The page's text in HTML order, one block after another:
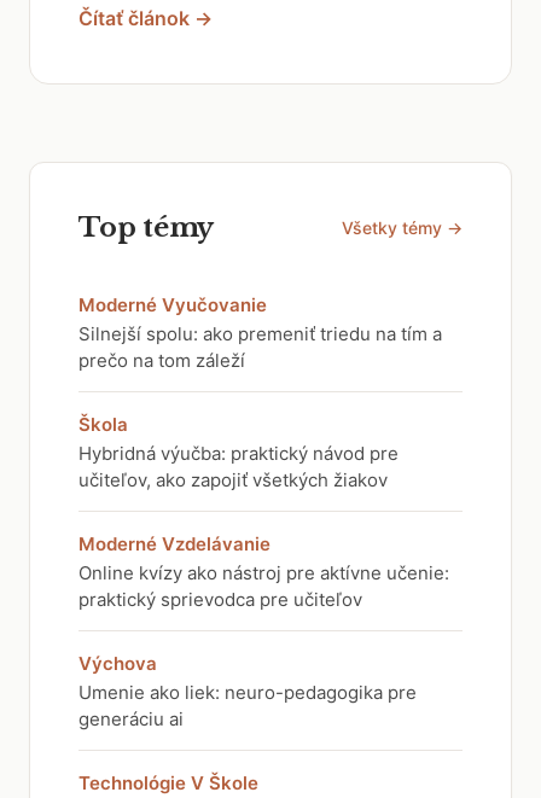
Čítať článok →
Top témy Všetky témy →
Moderné Vyučovanie
Silnejší spolu: ako premeniť triedu na tím a
prečo na tom záleží
Škola
Hybridná výučba: praktický návod pre
učiteľov, ako zapojiť všetkých žiakov
Moderné Vzdelávanie
Online kvízy ako nástroj pre aktívne učenie:
praktický sprievodca pre učiteľov
Výchova
Umenie ako liek: neuro-pedagogika pre
generáciu ai
Technológie V Škole